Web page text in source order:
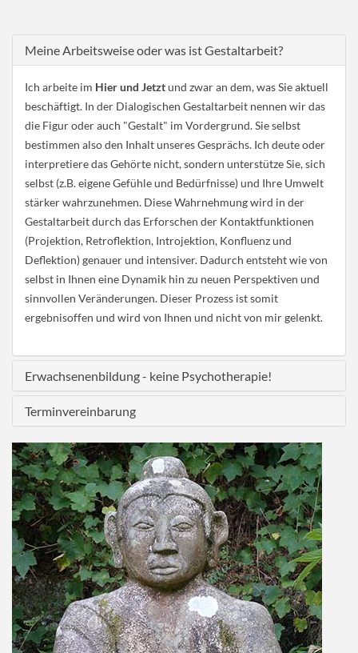
Meine Arbeitsweise oder was ist Gestaltarbeit?
Ich arbeite im Hier und Jetztund zwar an dem, was Sie aktuell
beschäftigt. In der Dialogischen Gestaltarbeit nennen wir das
die Figur oder auch "Gestalt" im Vordergrund. Sie selbst
bestimmen also den Inhalt unseres Gesprächs. Ich deute oder
interpretiere das Gehörte nicht, sondern unterstütze Sie, sich
selbst (z.B. eigene Gefühle und Bedürfnisse) und Ihre Umwelt
stärker wahrzunehmen. Diese Wahrnehmung wird in der
Gestaltarbeit durch das Erforschen der Kontaktfunktionen
(Projektion, Retroflektion, Introjektion, Konfluenz und
Deflektion) genauer und intensiver. Dadurch entsteht wie von
selbst in Ihnen eine Dynamik hin zu neuen Perspektiven und
sinnvollen Veränderungen. Dieser Prozess ist somit
ergebnisoffen und wird von Ihnen und nicht von mir gelenkt.
Erwachsenenbildung - keine Psychotherapie!
Terminvereinbarung